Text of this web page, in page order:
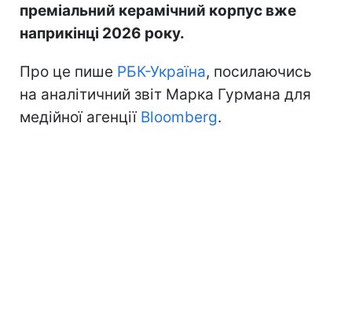
преміальний керамічний корпус вже
наприкінці 2026 року.
Про це пише РБК-Україна, посилаючись
на аналітичний звіт Марка Гурмана для
медійної агенції Bloomberg.